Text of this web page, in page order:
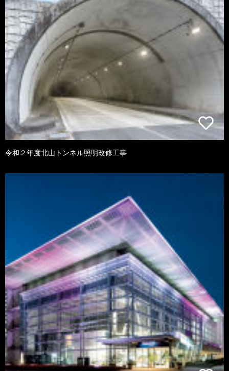
令和２年度北山トンネル照明改修工事